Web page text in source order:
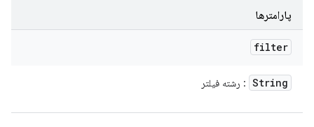
پارامترها
filter
String : رشته فیلتر